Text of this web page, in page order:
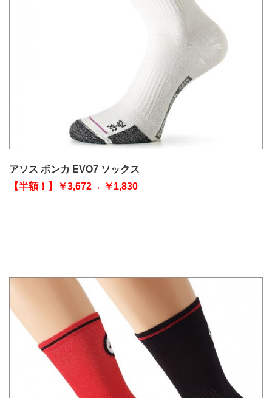
アソス ボンカ EVO7 ソックス
【半額！】￥3,672→ ￥1,830